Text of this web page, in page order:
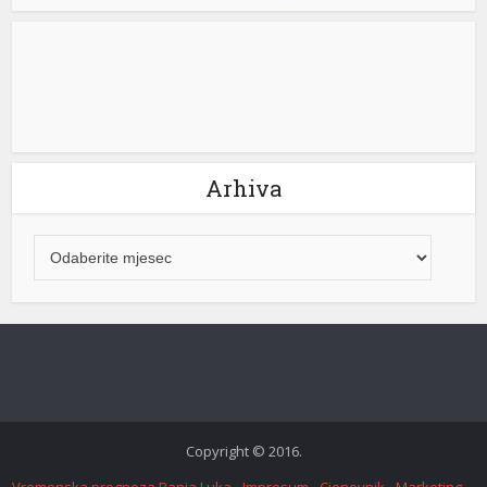
Arhiva
Copyright © 2016.
Vremenska prognoza Banja Luka
Impresum Cjenovnik Marketing